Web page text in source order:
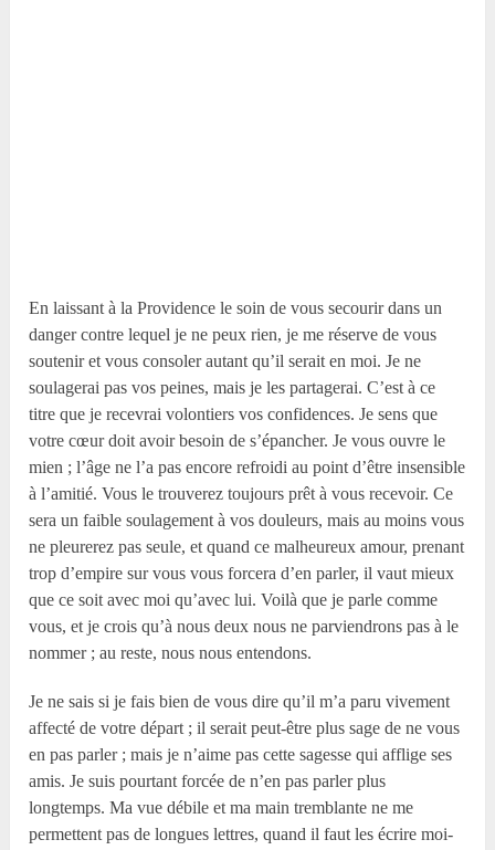
En laissant à la Providence le soin de vous secourir dans un
danger contre lequel je ne peux rien, je me réserve de vous
soutenir et vous consoler autant qu’il serait en moi. Je ne
soulagerai pas vos peines, mais je les partagerai. C’est à ce
titre que je recevrai volontiers vos confidences. Je sens que
votre cœur doit avoir besoin de s’épancher. Je vous ouvre le
mien ; l’âge ne l’a pas encore refroidi au point d’être insensible
à l’amitié. Vous le trouverez toujours prêt à vous recevoir. Ce
sera un faible soulagement à vos douleurs, mais au moins vous
ne pleurerez pas seule, et quand ce malheureux amour, prenant
trop d’empire sur vous vous forcera d’en parler, il vaut mieux
que ce soit avec moi qu’avec lui. Voilà que je parle comme
vous, et je crois qu’à nous deux nous ne parviendrons pas à le
nommer ; au reste, nous nous entendons.
Je ne sais si je fais bien de vous dire qu’il m’a paru vivement
affecté de votre départ ; il serait peut-être plus sage de ne vous
en pas parler ; mais je n’aime pas cette sagesse qui afflige ses
amis. Je suis pourtant forcée de n’en pas parler plus
longtemps. Ma vue débile et ma main tremblante ne me
permettent pas de longues lettres, quand il faut les écrire moi-